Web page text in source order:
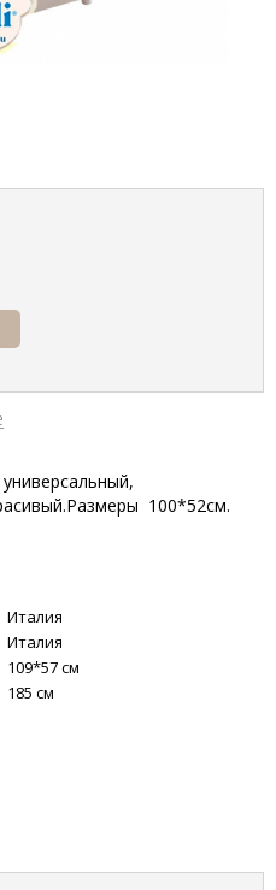
100*52см.
Италия
Италия
109*57 см
185 см